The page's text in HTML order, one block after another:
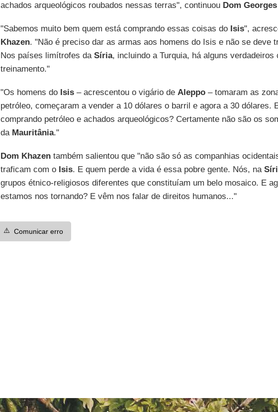
achados arqueológicos roubados nessas terras", continuou Dom
"Sabemos muito bem quem está comprando essas coisas do Isis",
Khazen. "Não é preciso dar as armas aos homens do Isis e não se deve
Nos países limítrofes da Síria, incluindo a Turquia, há alguns verdadeiros
treinamento."
"Os homens do Isis– acrescentou o vigário de Aleppo– tomaram as
petróleo, começaram a vender a 10 dólares o barril e agora a 30 dólares.
comprando petróleo e achados arqueológicos? Certamente não são os
da Mauritânia."
Dom Khazentambém salientou que "não são só as companhias
traficam com o Isis. E quem perde a vida é essa pobre gente. Nós, na
grupos étnico-religiosos diferentes que constituíam um belo mosaico. E
estamos nos tornando? E vêm nos falar de direitos humanos..."
⚠️ Comunicar erro